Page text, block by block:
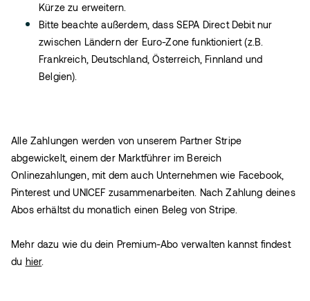
Kürze zu erweitern.
Bitte beachte außerdem, dass SEPA Direct Debit nur
zwischen Ländern der Euro-Zone funktioniert (z.B.
Frankreich, Deutschland, Österreich, Finnland und
Belgien).
Alle Zahlungen werden von unserem Partner Stripe
abgewickelt, einem der Marktführer im Bereich
Onlinezahlungen, mit dem auch Unternehmen wie Facebook,
Pinterest und UNICEF zusammenarbeiten. Nach Zahlung deines
Abos erhältst du monatlich einen Beleg von Stripe.
Mehr dazu wie du dein Premium-Abo verwalten kannst findest
du hier.